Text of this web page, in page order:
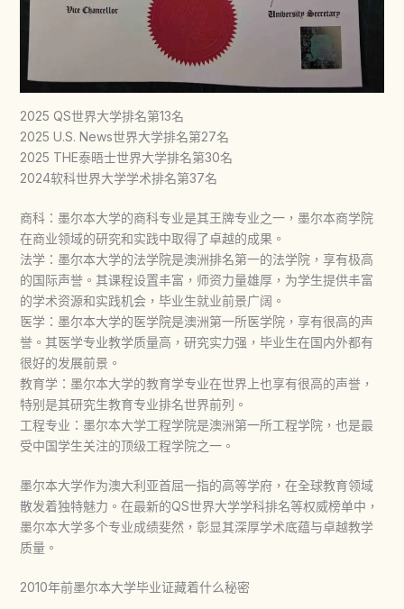
2025 QS世界大学排名第13名
2025 U.S. News世界大学排名第27名
2025 THE泰晤士世界大学排名第30名
2024软科世界大学学术排名第37名
商科：墨尔本大学的商科专业是其王牌专业之一，墨尔本商学院
在商业领域的研究和实践中取得了卓越的成果。
法学：墨尔本大学的法学院是澳洲排名第一的法学院，享有极高
的国际声誉。其课程设置丰富，师资力量雄厚，为学生提供丰富
的学术资源和实践机会，毕业生就业前景广阔‌。
医学：墨尔本大学的医学院是澳洲第一所医学院，享有很高的声
誉。其医学专业教学质量高，研究实力强，毕业生在国内外都有
很好的发展前景‌。
教育学：墨尔本大学的教育学专业在世界上也享有很高的声誉，
特别是其研究生教育专业排名世界前列。
工程专业：墨尔本大学工程学院是澳洲第一所工程学院，也是最
受中国学生关注的顶级工程学院之一。
墨尔本大学作为澳大利亚首屈一指的高等学府，在全球教育领域
散发着独特魅力。在最新的QS世界大学学科排名等权威榜单中，
墨尔本大学多个专业成绩斐然，彰显其深厚学术底蕴与卓越教学
质量。
2010年前墨尔本大学毕业证藏着什么秘密